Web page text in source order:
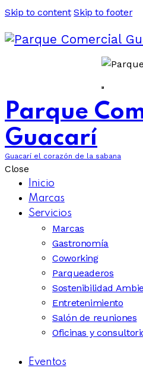
Skip to content Skip to footer
Parque
Guacarí
Guacarí el corazón de la sabana
Close
Inicio
Marcas
Servicios
Marcas
Gastronomía
Coworking
Parqueaderos
Sostenibilidad
Entretenimiento
Salón de reuniones
Oficinas y
Eventos